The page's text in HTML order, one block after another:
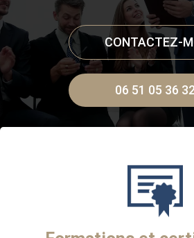
CONTACTEZ-
06 51 05 36